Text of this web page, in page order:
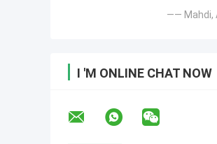
—— Mahdi,
I 'M ONLINE CHAT NOW